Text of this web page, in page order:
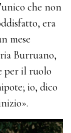
che non
era
mese
Burruano,
per il ruolo
io, dico